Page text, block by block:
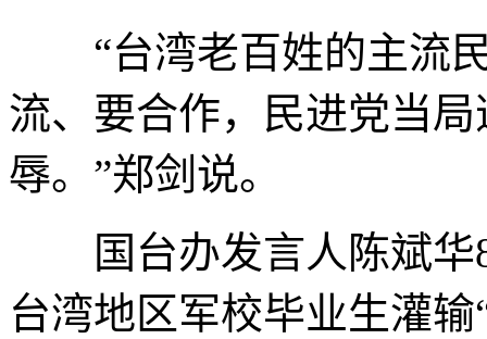
“台湾老百姓的主流民
流、要合作，民进党当
辱。”郑剑说。
国台办发言人陈斌华8
台湾地区军校毕业生灌